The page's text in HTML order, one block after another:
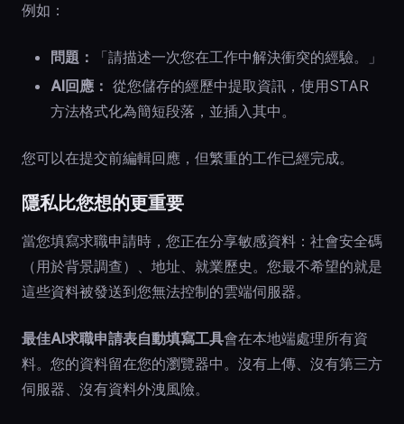
例如：
問題：
「請描述一次您在工作中解決衝突的經驗。」
AI回應： 從您儲存的經歷中提取資訊，使用STAR
方法格式化為簡短段落，並插入其中。
您可以在提交前編輯回應，但繁重的工作已經完成。
隱私比您想的更重要
當您填寫求職申請時，您正在分享敏感資料：社會安全碼
（用於背景調查）、地址、就業歷史。您最不希望的就是
這些資料被發送到您無法控制的雲端伺服器。
最佳AI求職申請表自動填寫工具會在本地端處理所有資
料。您的資料留在您的瀏覽器中。沒有上傳、沒有第三方
伺服器、沒有資料外洩風險。